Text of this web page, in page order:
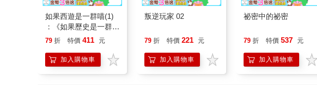
如果西遊是一群喵(1)
：《如果歷史是一群
喵》作者最新力作，附
79 折 特價 411 元
加入購物車
叛逆玩家 02
79 折 特價 221 元
加入購物車
祕密中的祕密
79 折 特價 537 元
加入購物車